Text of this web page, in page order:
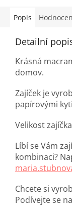
Popis
Detailní
Krásná
domov.
Zajíček je
papírovými
Velikost
Líbí se Vám
kombinaci?
Chcete si
Podívejte se